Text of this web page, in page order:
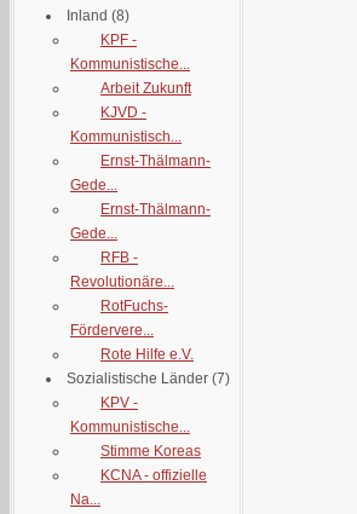
Inland (8)
KPF -
Kommunistische...
Arbeit Zukunft
KJVD -
Kommunistisch...
Ernst-Thälmann-
Gede...
Ernst-Thälmann-
Gede...
RFB -
Revolutionäre...
RotFuchs-
Fördervere...
Rote Hilfe e.V.
Sozialistische Länder (7)
KPV -
Kommunistische...
Stimme Koreas
KCNA - offizielle
Na...